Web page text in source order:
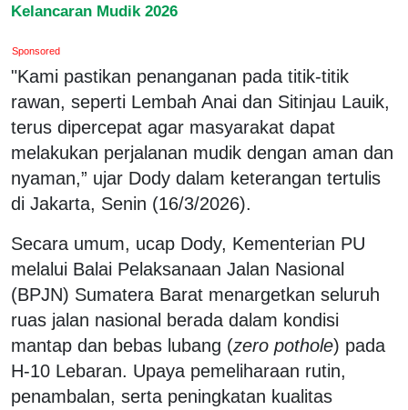
Kelancaran Mudik 2026
Sponsored
"Kami pastikan penanganan pada titik-titik
rawan, seperti Lembah Anai dan Sitinjau Lauik,
terus dipercepat agar masyarakat dapat
melakukan perjalanan mudik dengan aman dan
nyaman,” ujar Dody dalam keterangan tertulis
di Jakarta, Senin (16/3/2026).
Secara umum, ucap Dody, Kementerian PU
melalui Balai Pelaksanaan Jalan Nasional
(BPJN) Sumatera Barat menargetkan seluruh
ruas jalan nasional berada dalam kondisi
mantap dan bebas lubang (zero pothole) pada
H-10 Lebaran. Upaya pemeliharaan rutin,
penambalan, serta peningkatan kualitas